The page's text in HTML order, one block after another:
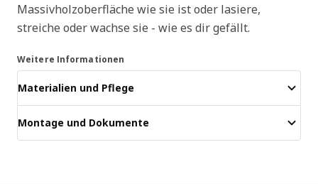
Massivholzoberfläche wie sie ist oder lasiere,
streiche oder wachse sie - wie es dir gefällt.
Weitere Informationen
Materialien und Pflege
Montage und Dokumente